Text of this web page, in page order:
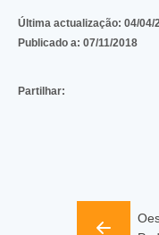
Última actualização: 04/04/
Publicado a: 07/11/2018
Partilhar: